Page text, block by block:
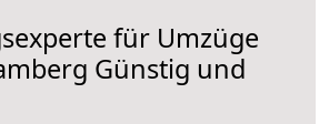
für Umzüge
Günstig und